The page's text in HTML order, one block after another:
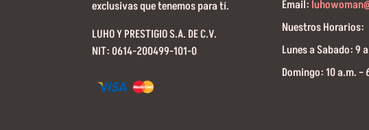
exclusivas que tenemos para tí.
LUHO Y PRESTIGIO S.A. DE C.V.
NIT: 0614-200499-101-0
Email:
Nuestros Horarios:
Lunes a Sabado: 9
Domingo: 10 a.m. –